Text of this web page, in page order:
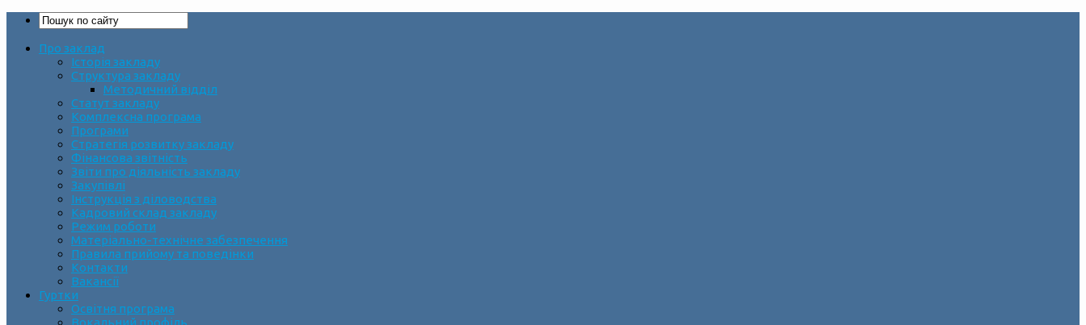
Про заклад
Історія закладу
Структура закладу
Методичний відділ
Статут закладу
Комплексна програма
Програми
Стратегія розвитку закладу
Фінансова звітність
Звіти про діяльність закладу
Закупівлі
Інструкція з діловодства
Кадровий склад закладу
Режим роботи
Матеріально-технічне забезпечення
Правила прийому та поведінки
Контакти
Вакансії
Гуртки
Освітня програма
Вокальний профіль